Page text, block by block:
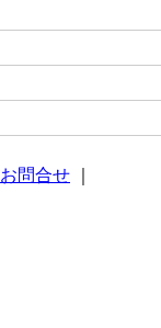
お問合せ